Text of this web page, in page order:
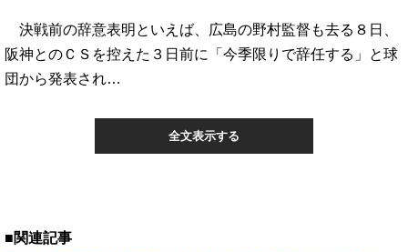
決戦前の辞意表明といえば、広島の野村監督も去る８日、
阪神とのＣＳを控えた３日前に「今季限りで辞任する」と球
団から発表され…
全文表示する
■関連記事